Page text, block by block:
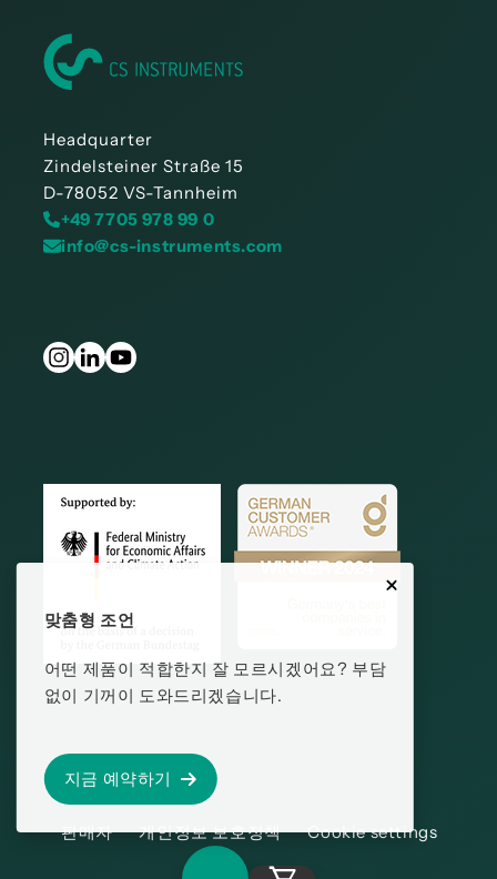
맞춤형 조언
어떤 제품이 적합한지 잘 모르시겠어요? 부담
없이 기꺼이 도와드리겠습니다.
지금 예약하기
Headquarter
Zindelsteiner Straße 15
D-78052 VS-Tannheim
+49 7705 978 99 0
info@cs-instruments.com
판매자 개인정보 보호정책 Cookie settings